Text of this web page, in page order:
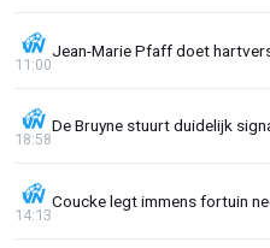
Jean-Marie Pfaff doet
11:00
De Bruyne stuurt duidelijk
18:58
Coucke legt immens fortuin
14:13